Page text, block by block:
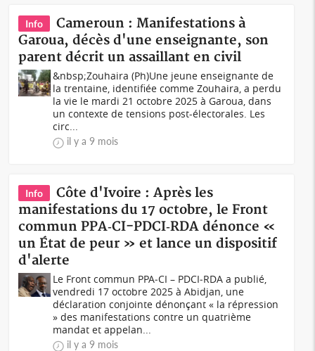
Info
Cameroun : Manifestations à
Garoua, décès d'une enseignante, son
parent décrit un assaillant en civil
&nbsp;Zouhaira (Ph)Une jeune enseignante de
la trentaine, identifiée comme Zouhaira, a perdu
la vie le mardi 21 octobre 2025 à Garoua, dans
un contexte de tensions post-électorales. Les
circ...
il y a 9 mois
Info
Côte d'Ivoire : Après les
manifestations du 17 octobre, le Front
commun PPA‑CI-PDCI‑RDA dénonce «
un État de peur » et lance un dispositif
d'alerte
Le Front commun PPA‑CI – PDCI‑RDA a publié,
vendredi 17 octobre 2025 à Abidjan, une
déclaration conjointe dénonçant « la répression
» des manifestations contre un quatrième
mandat et appelan...
il y a 9 mois